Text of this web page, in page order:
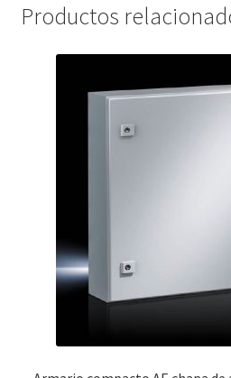
Productos